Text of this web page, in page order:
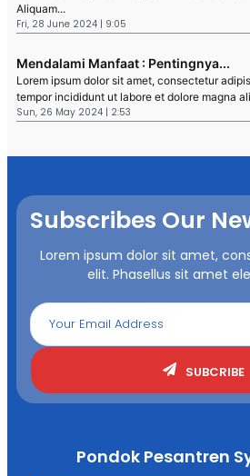
Aliquam...
Fri, 28 June 2024 | 9:05
Mendalami Manfaat : Pentingnya...
Lorem ipsum dolor sit amet, consectetur
tempor incididunt ut labore et dolore magna
Sun, 26 May 2024 | 2:53
Subscribes Our
Lorem ipsum dolor sit amet,
elit. Phasellus sit amet
SUBCRIBE
Pondok Pesantren